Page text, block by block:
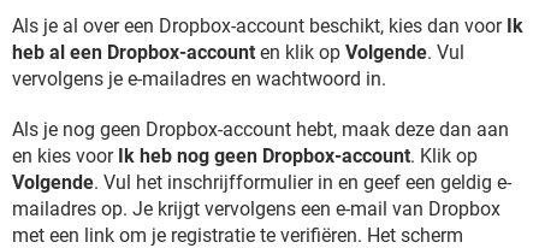
Als je al over een Dropbox-account beschikt, kies dan voor Ik
heb al een Dropbox-account en klik op Volgende. Vul
vervolgens je e-mailadres en wachtwoord in.
Als je nog geen Dropbox-account hebt, maak deze dan aan
en kies voor Ik heb nog geen Dropbox-account. Klik op
Volgende. Vul het inschrijfformulier in en geef een geldig e-
mailadres op. Je krijgt vervolgens een e-mail van Dropbox
met een link om je registratie te verifiëren. Het scherm